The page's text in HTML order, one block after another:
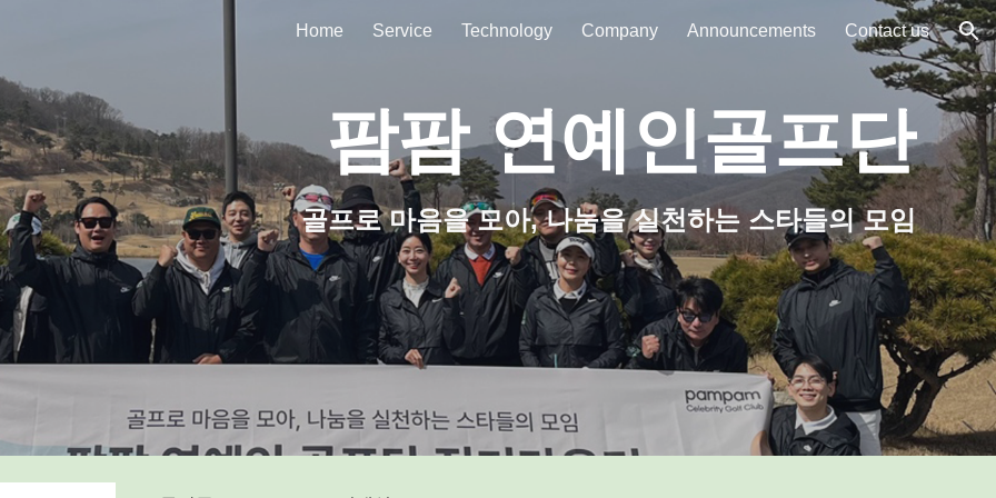
Skip to navigation
Home Service Technology Company Announcements Contact us
팜팜 연예인골프단
골프로 마음을 모아, 나눔을 실천하는 스타들의 모임